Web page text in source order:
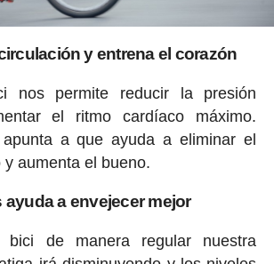
y entrena el corazón
nos permite reducir la presión
el ritmo cardíaco máximo.
a que ayuda a eliminar el
aumenta el bueno.
ayuda a envejecer mejor
de manera regular nuestra